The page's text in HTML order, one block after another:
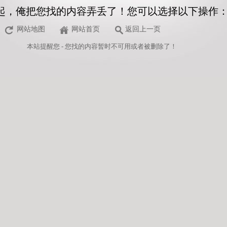
，俺把您找的内容弄丢了！您可以选择以下操作
网站地图 网站首页 返回上一页
本站提醒您 - 您找的内容暂时不可用或者被删除了！